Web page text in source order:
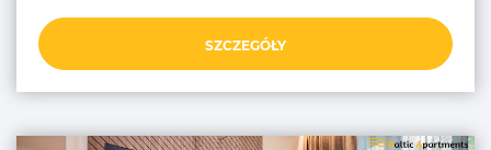
SZCZEGÓŁY